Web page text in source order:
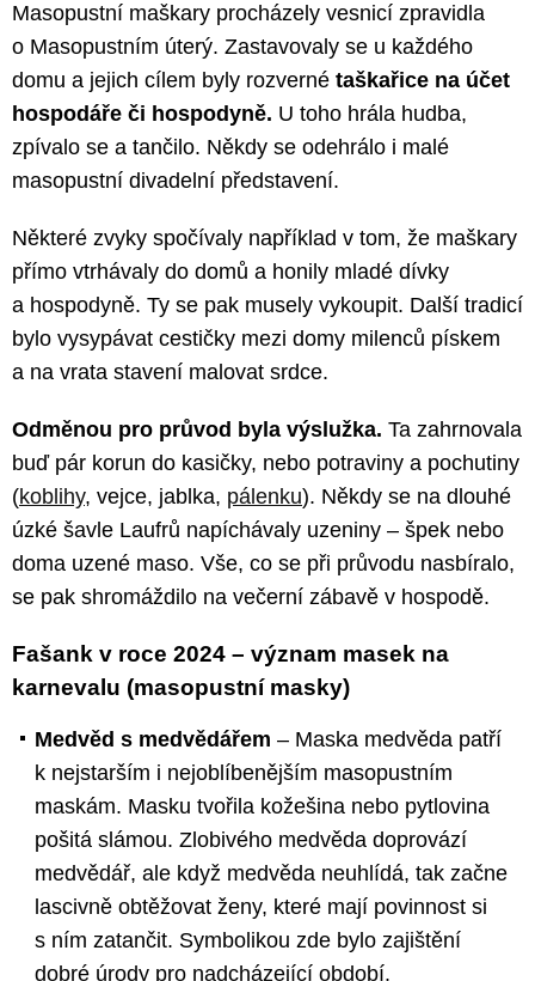
Masopustní maškary procházely vesnicí zpravidla
o Masopustním úterý. Zastavovaly se u každého
domu a jejich cílem byly rozverné taškařice na účet
hospodáře či hospodyně. U toho hrála hudba,
zpívalo se a tančilo. Někdy se odehrálo i malé
masopustní divadelní představení.
Některé zvyky spočívaly například v tom, že maškary
přímo vtrhávaly do domů a honily mladé dívky
a hospodyně. Ty se pak musely vykoupit. Další tradicí
bylo vysypávat cestičky mezi domy milenců pískem
a na vrata stavení malovat srdce.
Odměnou pro průvod byla výslužka. Ta zahrnovala
buď pár korun do kasičky, nebo potraviny a pochutiny
(koblihy, vejce, jablka, pálenku). Někdy se na dlouhé
úzké šavle Laufrů napíchávaly uzeniny – špek nebo
doma uzené maso. Vše, co se při průvodu nasbíralo,
se pak shromáždilo na večerní zábavě v hospodě.
Fašank v roce 2024 – význam masek na
karnevalu (masopustní masky)
Medvěd s medvědářem – Maska medvěda patří
k nejstarším i nejoblíbenějším masopustním
maskám. Masku tvořila kožešina nebo pytlovina
pošitá slámou. Zlobivého medvěda doprovází
medvědář, ale když medvěda neuhlídá, tak začne
lascivně obtěžovat ženy, které mají povinnost si
s ním zatančit. Symbolikou zde bylo zajištění
dobré úrody pro nadcházející období.